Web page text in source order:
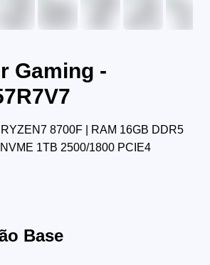
Gaming -
8700F | RAM 16GB DDR5
1TB 2500/1800 PCIE4
Base